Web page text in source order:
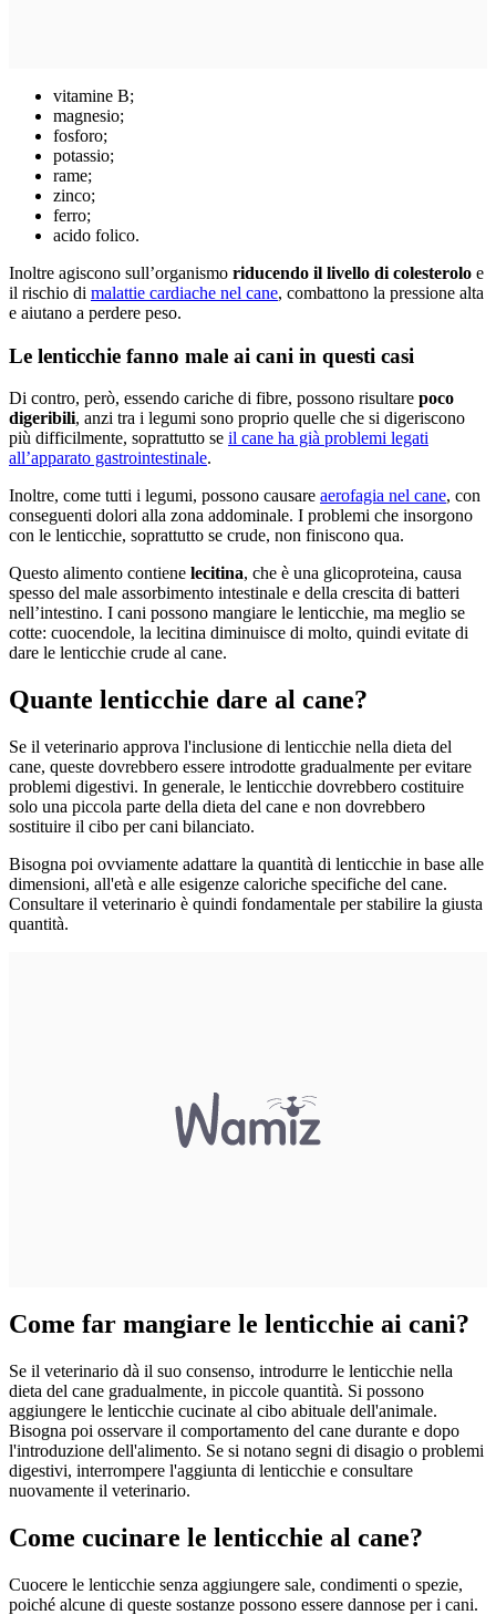
vitamine B;
magnesio;
fosforo;
potassio;
rame;
zinco;
ferro;
acido folico.
Inoltre agiscono sull’organismo riducendo il livello di colesterolo e
il rischio di malattie cardiache nel cane, combattono la pressione alta
e aiutano a perdere peso.
Le lenticchie fanno male ai cani in questi casi
Di contro, però, essendo cariche di fibre, possono risultare poco
digeribili, anzi tra i legumi sono proprio quelle che si digeriscono
più difficilmente, soprattutto se il cane ha già problemi legati
all’apparato gastrointestinale.
Inoltre, come tutti i legumi, possono causare aerofagia nel cane, con
conseguenti dolori alla zona addominale. I problemi che insorgono
con le lenticchie, soprattutto se crude, non finiscono qua.
Questo alimento contiene lecitina, che è una glicoproteina, causa
spesso del male assorbimento intestinale e della crescita di batteri
nell’intestino. I cani possono mangiare le lenticchie, ma meglio se
cotte: cuocendole, la lecitina diminuisce di molto, quindi evitate di
dare le lenticchie crude al cane.
Quante lenticchie dare al cane?
Se il veterinario approva l'inclusione di lenticchie nella dieta del
cane, queste dovrebbero essere introdotte gradualmente per evitare
problemi digestivi. In generale, le lenticchie dovrebbero costituire
solo una piccola parte della dieta del cane e non dovrebbero
sostituire il cibo per cani bilanciato.
Bisogna poi ovviamente adattare la quantità di lenticchie in base alle
dimensioni, all'età e alle esigenze caloriche specifiche del cane.
Consultare il veterinario è quindi fondamentale per stabilire la giusta
quantità.
Come far mangiare le lenticchie ai cani?
Se il veterinario dà il suo consenso, introdurre le lenticchie nella
dieta del cane gradualmente, in piccole quantità. Si possono
aggiungere le lenticchie cucinate al cibo abituale dell'animale.
Bisogna poi osservare il comportamento del cane durante e dopo
l'introduzione dell'alimento. Se si notano segni di disagio o problemi
digestivi, interrompere l'aggiunta di lenticchie e consultare
nuovamente il veterinario.
Come cucinare le lenticchie al cane?
Cuocere le lenticchie senza aggiungere sale, condimenti o spezie,
poiché alcune di queste sostanze possono essere dannose per i cani.